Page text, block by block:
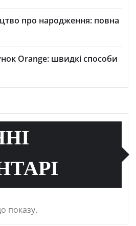
про народження: повна
Orange: швидкі способи
показу.